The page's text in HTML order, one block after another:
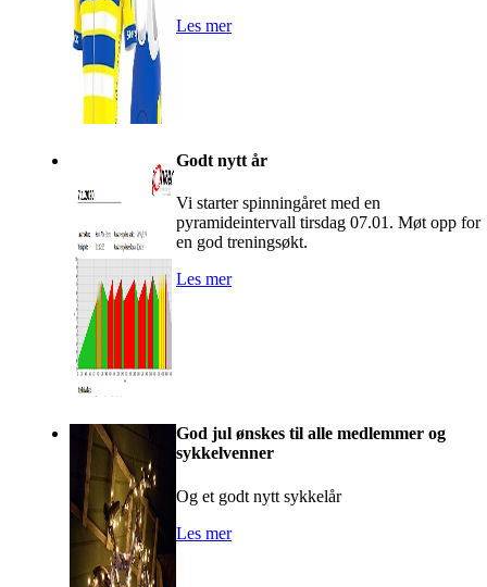
Les mer
Godt nytt år
Vi starter spinningåret med en
pyramideintervall tirsdag 07.01. Møt opp for
en god treningsøkt.
Les mer
God jul ønskes til alle medlemmer og
sykkelvenner
Og et godt nytt sykkelår
Les mer